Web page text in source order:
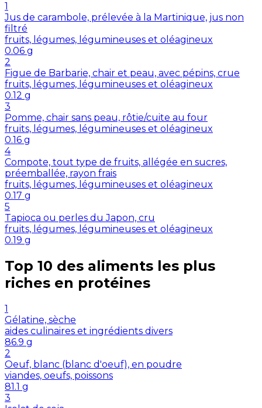
1
Jus de carambole, prélevée à la Martinique, jus non
filtré
fruits, légumes, légumineuses et oléagineux
0.06 g
2
Figue de Barbarie, chair et peau, avec pépins, crue
fruits, légumes, légumineuses et oléagineux
0.12 g
3
Pomme, chair sans peau, rôtie/cuite au four
fruits, légumes, légumineuses et oléagineux
0.16 g
4
Compote, tout type de fruits, allégée en sucres,
préemballée, rayon frais
fruits, légumes, légumineuses et oléagineux
0.17 g
5
Tapioca ou perles du Japon, cru
fruits, légumes, légumineuses et oléagineux
0.19 g
Top 10 des aliments les plus
riches en protéines
1
Gélatine, sèche
aides culinaires et ingrédients divers
86.9 g
2
Oeuf, blanc (blanc d'oeuf), en poudre
viandes, oeufs, poissons
81.1 g
3